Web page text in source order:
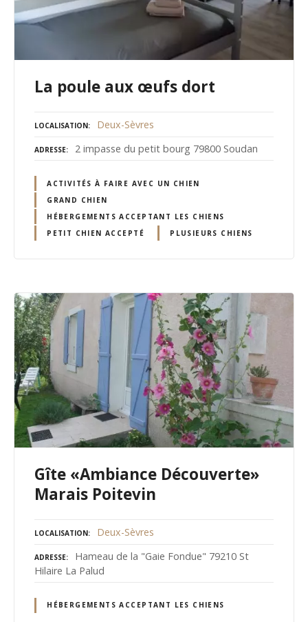
La poule aux œufs dort
LOCALISATION Deux-Sèvres
ADRESSE 2 impasse du petit bourg 79800 Soudan
ACTIVITÉS À FAIRE AVEC UN CHIEN
GRAND CHIEN
HÉBERGEMENTS ACCEPTANT LES CHIENS
PETIT CHIEN ACCEPTÉ
PLUSIEURS CHIENS
Gîte «Ambiance Découverte»
Marais Poitevin
LOCALISATION Deux-Sèvres
ADRESSE
Hameau de la "Gaie Fondue" 79210 St
Hilaire La Palud
HÉBERGEMENTS ACCEPTANT LES CHIENS